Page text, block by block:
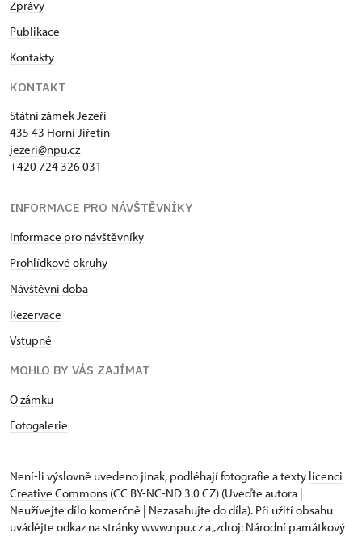
Zprávy
Publikace
Kontakty
KONTAKT
Státní zámek Jezeří
435 43 Horní Jiřetín
jezeri@npu.cz
+420 724 326 031
INFORMACE PRO NÁVŠTĚVNÍKY
Informace pro návštěvníky
Prohlídkové okruhy
Návštěvní doba
Rezervace
Vstupné
MOHLO BY VÁS ZAJÍMAT
O zámku
Fotogalerie
Není-li výslovně uvedeno jinak, podléhají fotografie a texty licenci
Creative Commons (CC BY-NC-ND 3.0 CZ) (Uveďte autora |
Neužívejte dílo komerčně | Nezasahujte do díla). Při užití obsahu
uvádějte odkaz na stránky www.npu.cz a „zdroj: Národní památkový